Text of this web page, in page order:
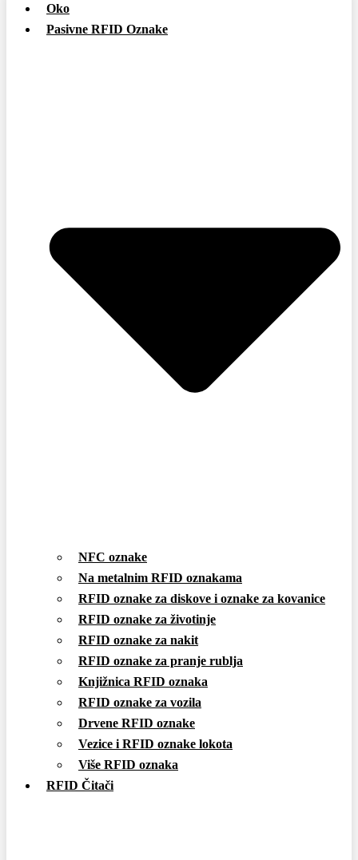
Oko
Pasivne RFID Oznake
NFC oznake
Na metalnim RFID oznakama
RFID oznake za diskove i oznake za kovanice
RFID oznake za životinje
RFID oznake za nakit
RFID oznake za pranje rublja
Knjižnica RFID oznaka
RFID oznake za vozila
Drvene RFID oznake
Vezice i RFID oznake lokota
Više RFID oznaka
RFID Čitači